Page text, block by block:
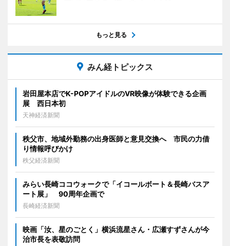
もっと見る
みん経トピックス
岩田屋本店でK-POPアイドルのVR映像が体験できる企画
展 西日本初
天神経済新聞
秩父市、地域外勤務の出身医師と意見交換へ 市民の力借
り情報呼びかけ
秩父経済新聞
みらい長崎ココウォークで「イコールボート＆長崎バスア
ート展」 90周年企画で
長崎経済新聞
映画「汝、星のごとく」横浜流星さん・広瀬すずさんが今
治市長を表敬訪問